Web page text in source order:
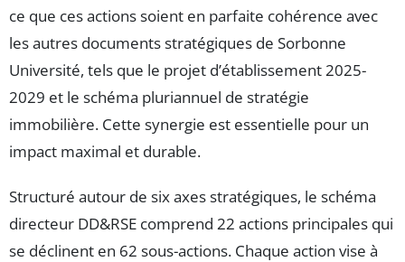
ce que ces actions soient en parfaite cohérence avec
les autres documents stratégiques de Sorbonne
Université, tels que le projet d’établissement 2025-
2029 et le schéma pluriannuel de stratégie
immobilière. Cette synergie est essentielle pour un
impact maximal et durable.
Structuré autour de six axes stratégiques, le schéma
directeur DD&RSE comprend 22 actions principales qui
se déclinent en 62 sous-actions. Chaque action vise à